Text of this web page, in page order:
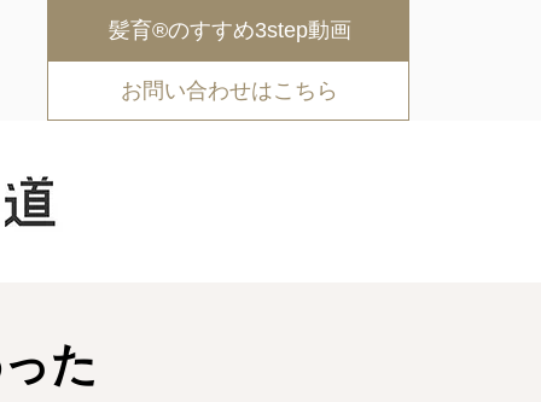
髪育®︎のすすめ3step動画
お問い合わせはこちら
た